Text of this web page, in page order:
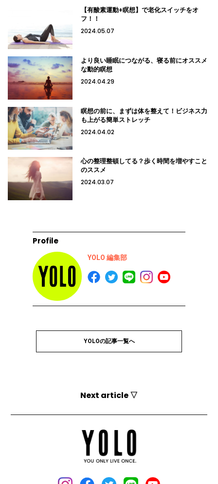
【有酸素運動+瞑想】で老化スイッチをオ
フ！！
2024.05.07
より良い睡眠につながる、寝る前にオススメ
な動的瞑想
2024.04.29
瞑想の前に、まずは体を整えて！ビジネス力
も上がる簡単ストレッチ
2024.04.02
心の整理整頓してる？歩く時間を増やすこと
のススメ
2024.03.07
Profile
YOLO 編集部
YOLOの記事一覧へ
Next article ▽